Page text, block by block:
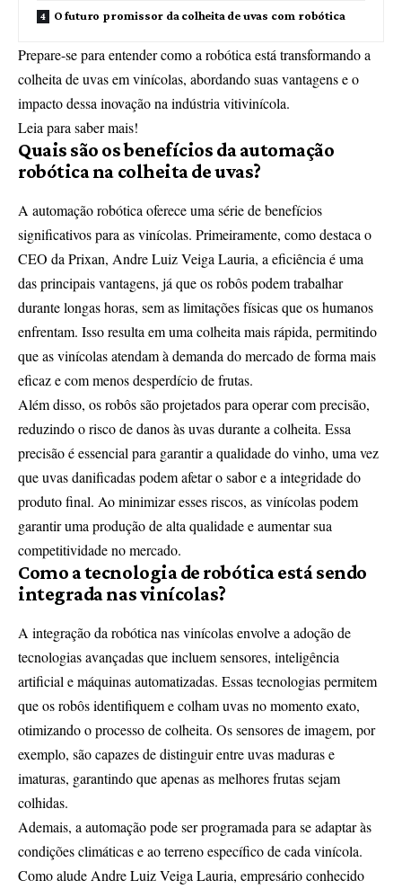
O futuro promissor da colheita de uvas com robótica
Prepare-se para entender como a robótica está transformando a
colheita de uvas em vinícolas, abordando suas vantagens e o
impacto dessa inovação na indústria vitivinícola.
Leia para saber mais!
Quais são os benefícios da automação
robótica na colheita de uvas?
A automação robótica oferece uma série de benefícios
significativos para as vinícolas. Primeiramente, como destaca o
CEO da Prixan, Andre Luiz Veiga Lauria, a eficiência é uma
das principais vantagens, já que os robôs podem trabalhar
durante longas horas, sem as limitações físicas que os humanos
enfrentam. Isso resulta em uma colheita mais rápida, permitindo
que as vinícolas atendam à demanda do mercado de forma mais
eficaz e com menos desperdício de frutas.
Além disso, os robôs são projetados para operar com precisão,
reduzindo o risco de danos às uvas durante a colheita. Essa
precisão é essencial para garantir a qualidade do vinho, uma vez
que uvas danificadas podem afetar o sabor e a integridade do
produto final. Ao minimizar esses riscos, as vinícolas podem
garantir uma produção de alta qualidade e aumentar sua
competitividade no mercado.
Como a tecnologia de robótica está sendo
integrada nas vinícolas?
A integração da robótica nas vinícolas envolve a adoção de
tecnologias avançadas que incluem sensores, inteligência
artificial e máquinas automatizadas. Essas tecnologias permitem
que os robôs identifiquem e colham uvas no momento exato,
otimizando o processo de colheita. Os sensores de imagem, por
exemplo, são capazes de distinguir entre uvas maduras e
imaturas, garantindo que apenas as melhores frutas sejam
colhidas.
Ademais, a automação pode ser programada para se adaptar às
condições climáticas e ao terreno específico de cada vinícola.
Como alude Andre Luiz Veiga Lauria, empresário conhecido